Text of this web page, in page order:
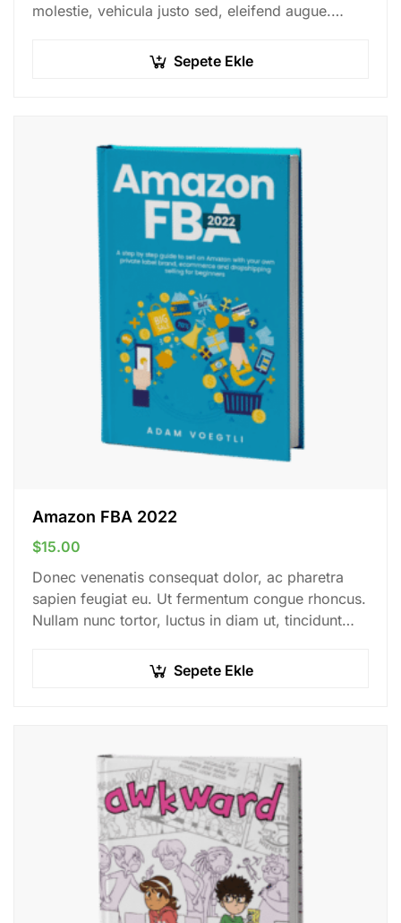
molestie, vehicula justo sed, eleifend augue.
Sepete Ekle
Amazon FBA 2022
$15.00
Donec venenatis consequat dolor, ac pharetra
sapien feugiat eu. Ut fermentum congue rhoncus.
Nullam nunc tortor, luctus in diam ut, tincidunt
Sepete Ekle